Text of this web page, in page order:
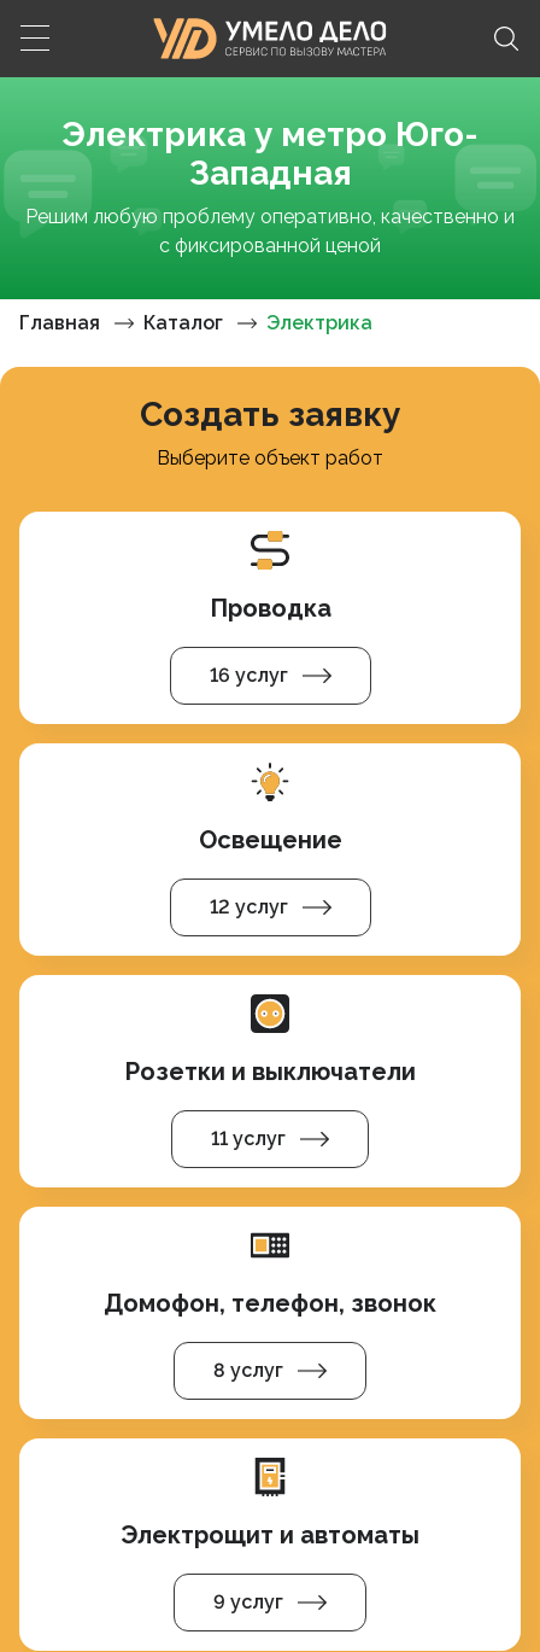
Электрика у метро Юго-
Западная
Решим любую проблему оперативно, качественно и
с фиксированной ценой
Главная Каталог Электрика
Создать заявку
Выберите объект работ
Проводка
16 услуг
Освещение
12 услуг
Розетки и выключатели
11 услуг
Домофон, телефон, звонок
8 услуг
Электрощит и автоматы
9 услуг